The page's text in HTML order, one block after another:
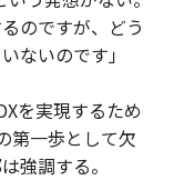
のですが、どう
ないのです」
を実現するため
第一歩として欠
強調する。